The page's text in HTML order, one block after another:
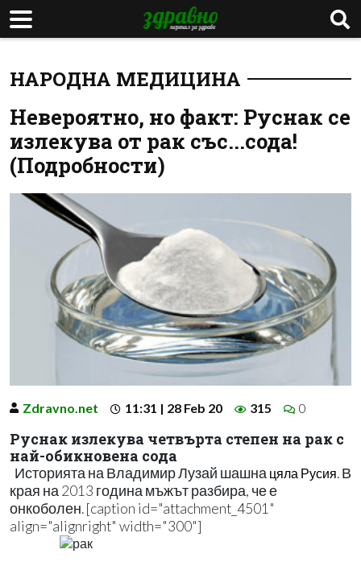
НАРОДНА МЕДИЦИНА
Невероятно, но факт: Руснак се
излекува от рак със...сода!
(Подробности)
Zdravno.net 11:31 | 28 Feb 20 315 0
Руснак излекува четвърта степен на рак с
най-обикновена сода
Историята на Владимир Лузай шашна цяла Русия. В
края на 2013 година мъжът разбира, че е
онкоболен. [caption id="attachment_4501"
align="alignright" width="300"]